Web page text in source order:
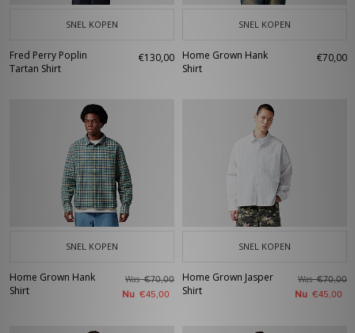
SNEL KOPEN
Fred Perry Poplin
Tartan Shirt
€130,00
SNEL KOPEN
Home Grown Hank
Shirt
€70,00
SNEL KOPEN
Home Grown Hank
Shirt
Was€70,00
Nu €45,00
SNEL KOPEN
Home Grown Jasper
Shirt
Was€70,00
Nu €45,00